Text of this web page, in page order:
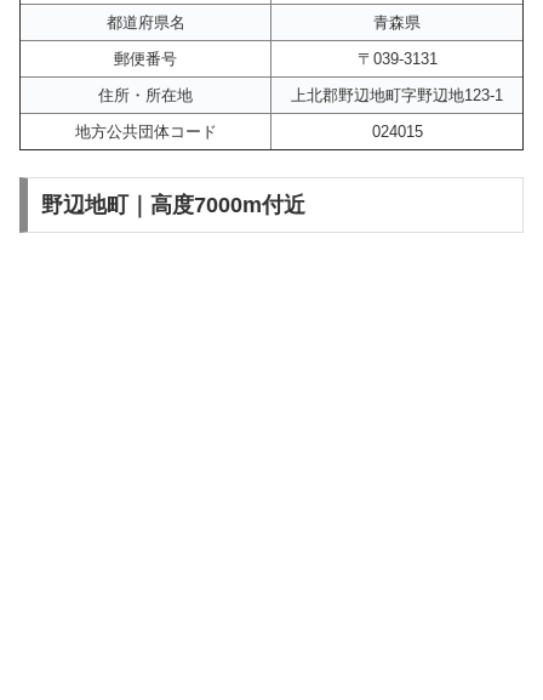
都道府県名
青森県
郵便番号
〒039-3131
住所・所在地
上北郡野辺地町字野辺地123-1
地方公共団体コード
024015
野辺地町｜高度7000m付近